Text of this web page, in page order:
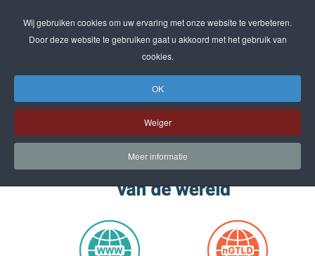
DOMEINEN
Wij gebruiken cookies om uw ervaring met onze website te verbeteren.
Door deze website te gebruiken gaat u akkoord met het gebruik van
cookies.
OK
Weiger
Meer informatie